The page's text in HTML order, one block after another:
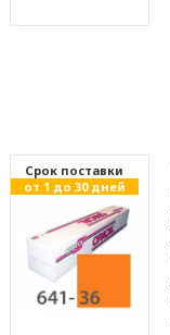
Cрок поставки
от 1 до 30 дней